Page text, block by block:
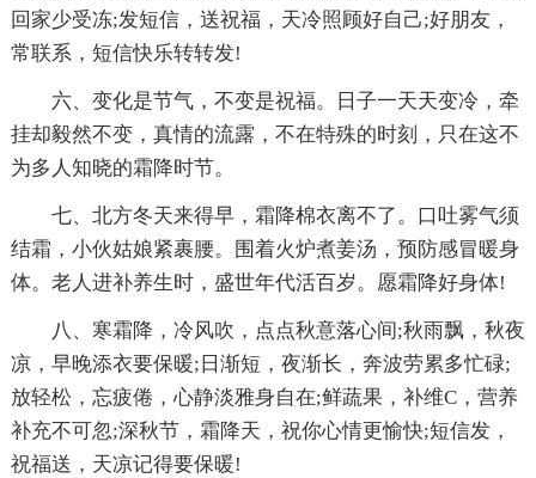
回家少受冻;发短信，送祝福，天冷照顾好自己;好朋友，
常联系，短信快乐转转发!
六、变化是节气，不变是祝福。日子一天天变冷，牵
挂却毅然不变，真情的流露，不在特殊的时刻，只在这不
为多人知晓的霜降时节。
七、北方冬天来得早，霜降棉衣离不了。口吐雾气须
结霜，小伙姑娘紧裹腰。围着火炉煮姜汤，预防感冒暖身
体。老人进补养生时，盛世年代活百岁。愿霜降好身体!
八、寒霜降，冷风吹，点点秋意落心间;秋雨飘，秋夜
凉，早晚添衣要保暖;日渐短，夜渐长，奔波劳累多忙碌;
放轻松，忘疲倦，心静淡雅身自在;鲜蔬果，补维C，营养
补充不可忽;深秋节，霜降天，祝你心情更愉快;短信发，
祝福送，天凉记得要保暖!